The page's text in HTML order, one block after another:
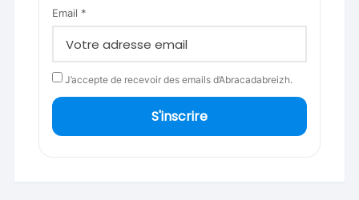
Email *
J’accepte de recevoir des emails d’Abracadabreizh.
S'inscrire